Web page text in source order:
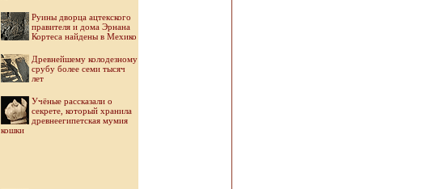
Руины дворца ацтекского
правителя и дома Эрнана
Кортеса найдены в Мехико
Древнейшему колодезному
срубу более семи тысяч
лет
Учёные рассказали о
секрете, который хранила
древнеегипетская мумия
кошки